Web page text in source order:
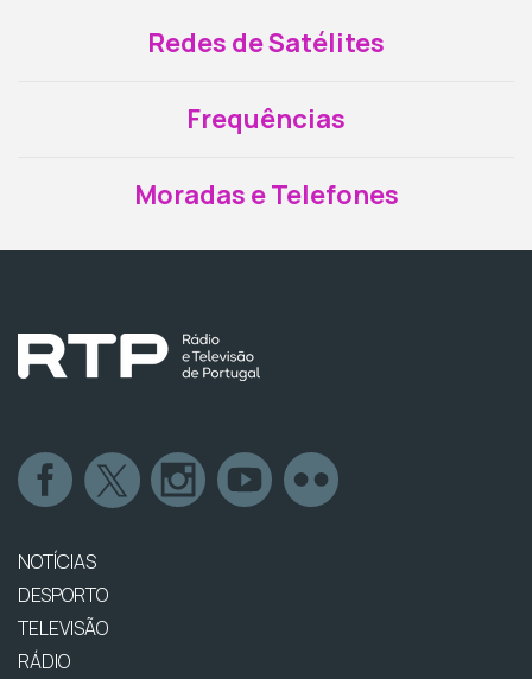
Redes de Satélites
Frequências
Moradas e Telefones
NOTÍCIAS
DESPORTO
TELEVISÃO
RÁDIO